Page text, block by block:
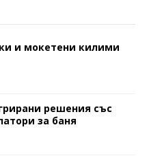
и мокетени килими
решения със
за баня